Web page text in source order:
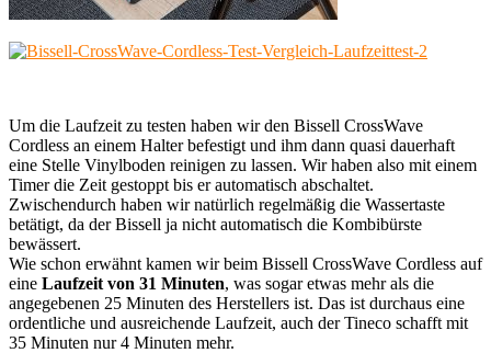
Um die Laufzeit zu testen haben wir den Bissell CrossWave
Cordless an einem Halter befestigt und ihm dann quasi dauerhaft
eine Stelle Vinylboden reinigen zu lassen. Wir haben also mit einem
Timer die Zeit gestoppt bis er automatisch abschaltet.
Zwischendurch haben wir natürlich regelmäßig die Wassertaste
betätigt, da der Bissell ja nicht automatisch die Kombibürste
bewässert.
Wie schon erwähnt kamen wir beim Bissell CrossWave Cordless auf
eine Laufzeit von 31 Minuten, was sogar etwas mehr als die
angegebenen 25 Minuten des Herstellers ist. Das ist durchaus eine
ordentliche und ausreichende Laufzeit, auch der Tineco schafft mit
35 Minuten nur 4 Minuten mehr.